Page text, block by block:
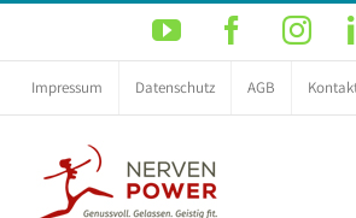
Zum
springen
YouTube
Impressum Datenschutz AGB